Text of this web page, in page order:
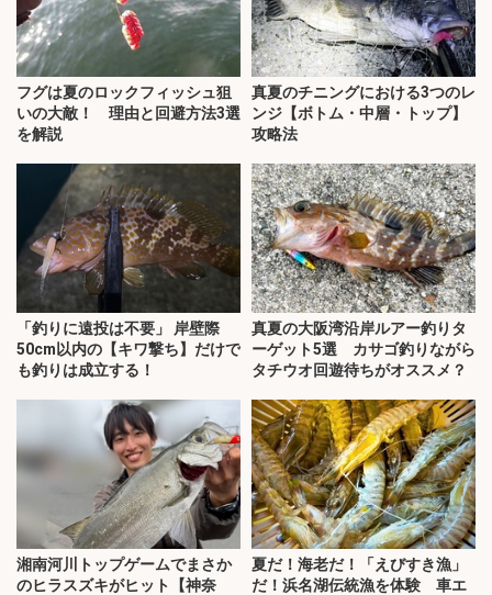
フグは夏のロックフィッシュ狙
いの大敵！ 理由と回避方法3選
を解説
真夏のチニングにおける3つのレ
ンジ【ボトム・中層・トップ】
攻略法
「釣りに遠投は不要」 岸壁際
50cm以内の【キワ撃ち】だけで
も釣りは成立する！
真夏の大阪湾沿岸ルアー釣りタ
ーゲット5選 カサゴ釣りながら
タチウオ回遊待ちがオススメ？
湘南河川トップゲームでまさか
のヒラスズキがヒット【神奈
夏だ！海老だ！「えびすき漁」
だ！浜名湖伝統漁を体験 車エ